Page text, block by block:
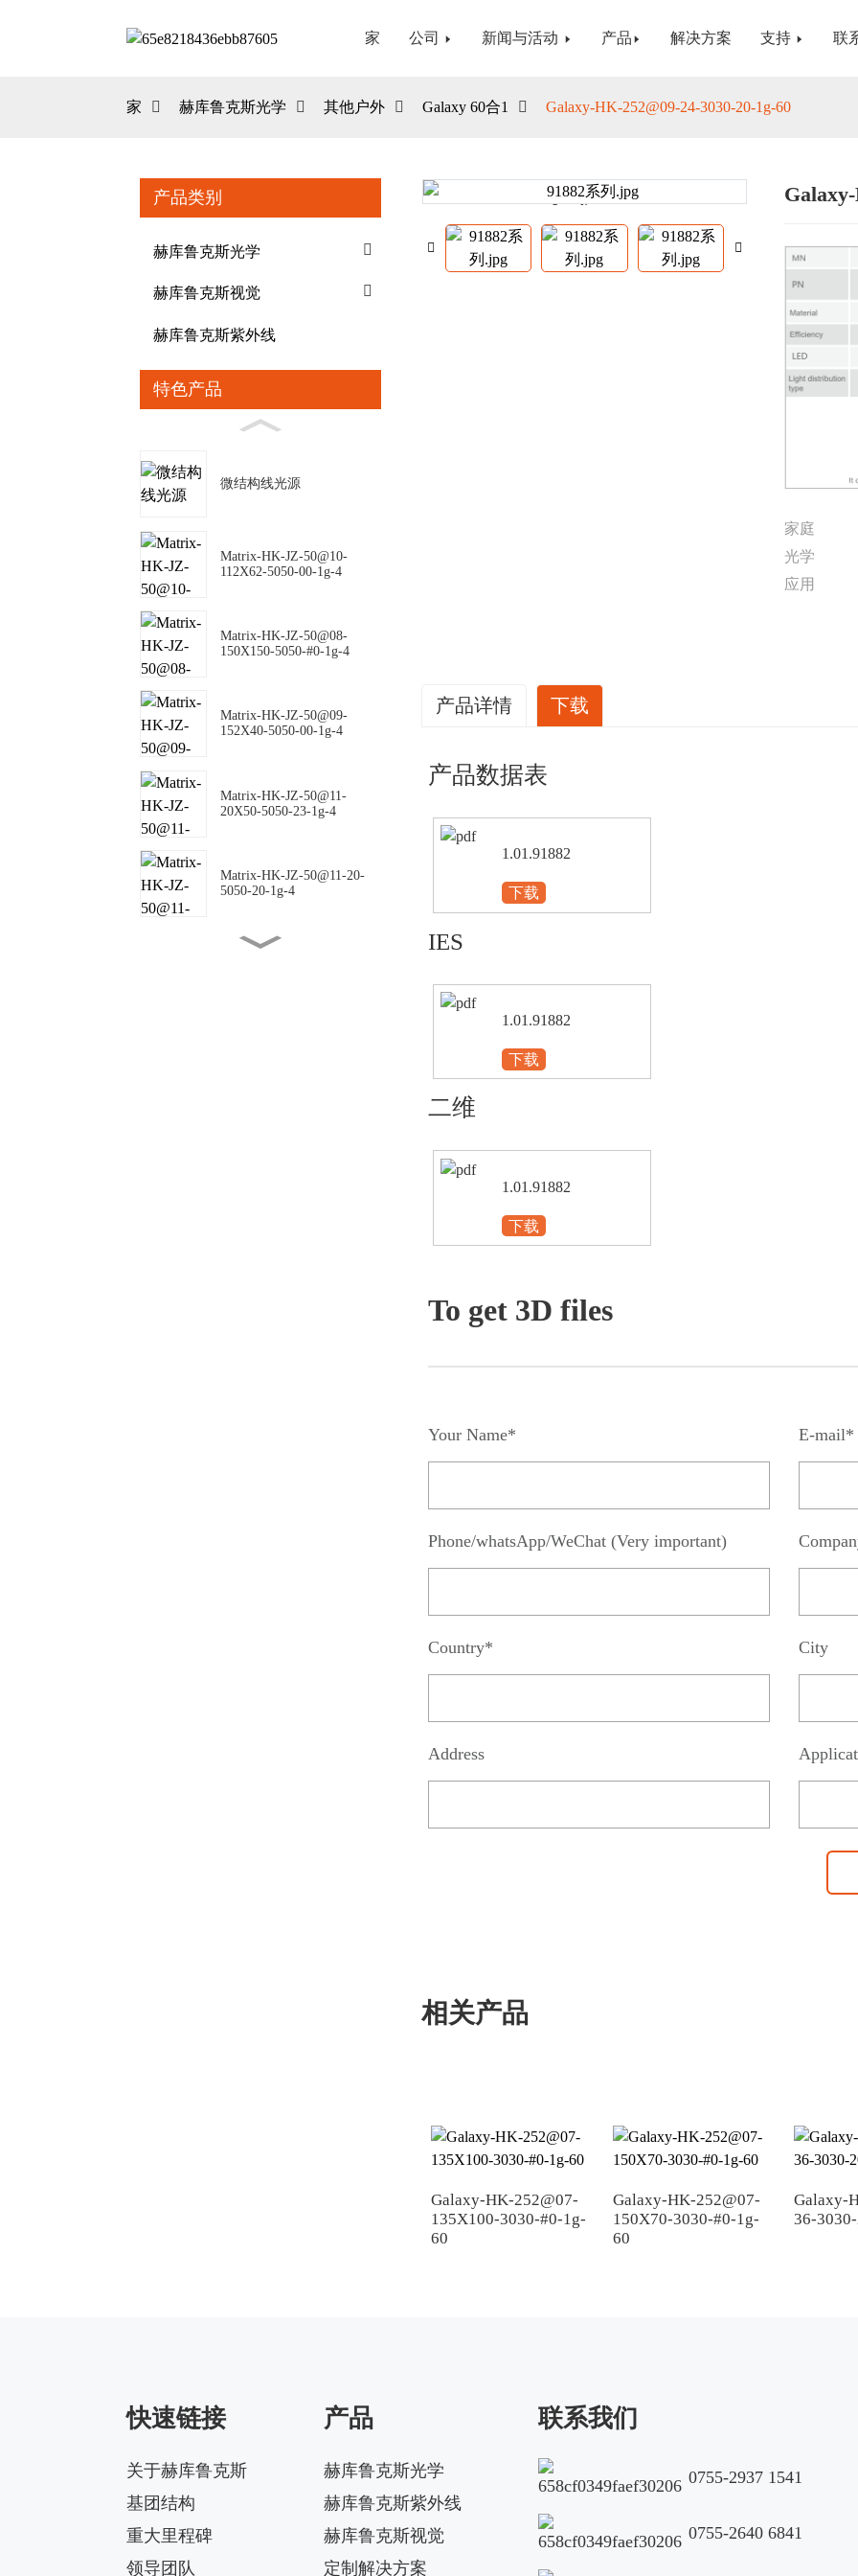
家 公司 新闻与活动 产品 解决方案 支持 联
家 赫库鲁克斯光学 其他户外 Galaxy 60合1 Galaxy-HK-252@09-24-3030-20-1g-60
产品类别
赫库鲁克斯光学
赫库鲁克斯视觉
赫库鲁克斯紫外线
特色产品
微结构线光源
Matrix-HK-JZ-50@10-
112X62-5050-00-1g-4
Matrix-HK-JZ-50@08-
150X150-5050-#0-1g-4
Matrix-HK-JZ-50@09-
152X40-5050-00-1g-4
Matrix-HK-JZ-50@11-
20X50-5050-23-1g-4
Matrix-HK-JZ-50@11-20-
5050-20-1g-4
Loading...
Loading... Loading...
Loading...
家庭
光学
应用
产品详情 下载
产品数据表
1.01.91882
下载
IES
1.01.91882
下载
二维
1.01.91882
下载
To get 3D files
Your Name* E-mail*
Phone/whatsApp/WeChat (Very important)
Country* City
Address
相关产品
Galaxy-HK-252@07-
135X100-3030-#0-1g-
60
Galaxy-HK-252@07-
150X70-3030-#0-1g-
60
Galaxy-
36-
快速链接
关于赫库鲁克斯
基团结构
重大里程碑
领导团队
产品
赫库鲁克斯光学
赫库鲁克斯紫外线
赫库鲁克斯视觉
定制解决方案
联系我们
0755-2937 1541
0755-2640 6841